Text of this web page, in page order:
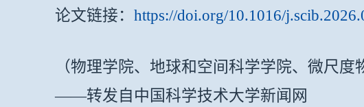
论文链接： https://doi.org/10.1016/
（物理学院、地球和空间科学学院、微尺度物
——转发自中国科学技术大学新闻网